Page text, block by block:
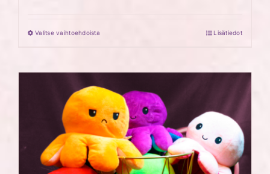
Valitse vaihtoehdoistaTällä
on
useampi
muunnelma.
Voit
tehdä
valinnat
Lisätiedot